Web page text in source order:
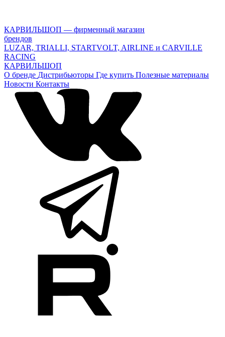
КАРВИЛЬШОП — фирменный магазин
брендов
LUZAR, TRIALLI, STARTVOLT, AIRLINE и CARVILLE
RACING
КАРВИЛЬШОП
О бренде Дистрибьюторы Где купить Полезные материалы
Новости Контакты